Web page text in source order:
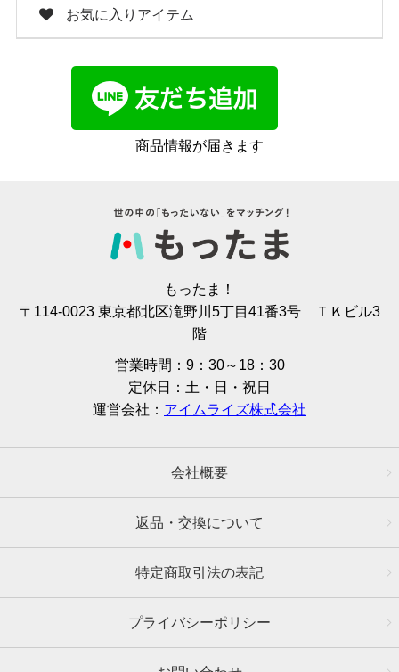
お気に入りアイテム
商品情報が届きます
もったま！
〒114-0023 東京都北区滝野川5丁目41番3号 ＴＫビル3
階
営業時間：9：30～18：30
定休日：土・日・祝日
運営会社： アイムライズ株式会社
会社概要
返品・交換について
特定商取引法の表記
プライバシーポリシー